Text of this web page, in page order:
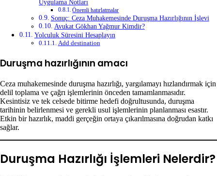
Uygulama Notları
Önemli hatırlatmalar
Sonuç: Ceza Muhakemesinde Duruşma Hazırlığının İşlevi
Avukat Gökhan Yağmur Kimdir?
Yolculuk Süresini Hesaplayın
Add destination
Duruşma hazırlığının amacı
Ceza muhakemesinde duruşma hazırlığı, yargılamayı hızlandırmak için
delil toplama ve çağrı işlemlerinin önceden tamamlanmasıdır.
Kesintisiz ve tek celsede bitirme hedefi doğrultusunda, duruşma
tarihinin belirlenmesi ve gerekli usul işlemlerinin planlanması esastır.
Etkin bir hazırlık, maddi gerçeğin ortaya çıkarılmasına doğrudan katkı
sağlar.
Duruşma Hazırlığı İşlemleri Nelerdir?